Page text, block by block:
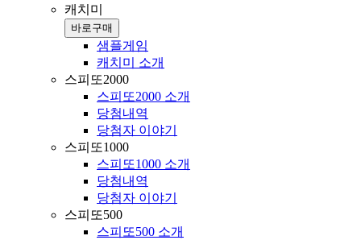
캐치미
바로구매
샘플게임
캐치미 소개
스피또2000
스피또2000 소개
당첨내역
당첨자 이야기
스피또1000
스피또1000 소개
당첨내역
당첨자 이야기
스피또500
스피또500 소개